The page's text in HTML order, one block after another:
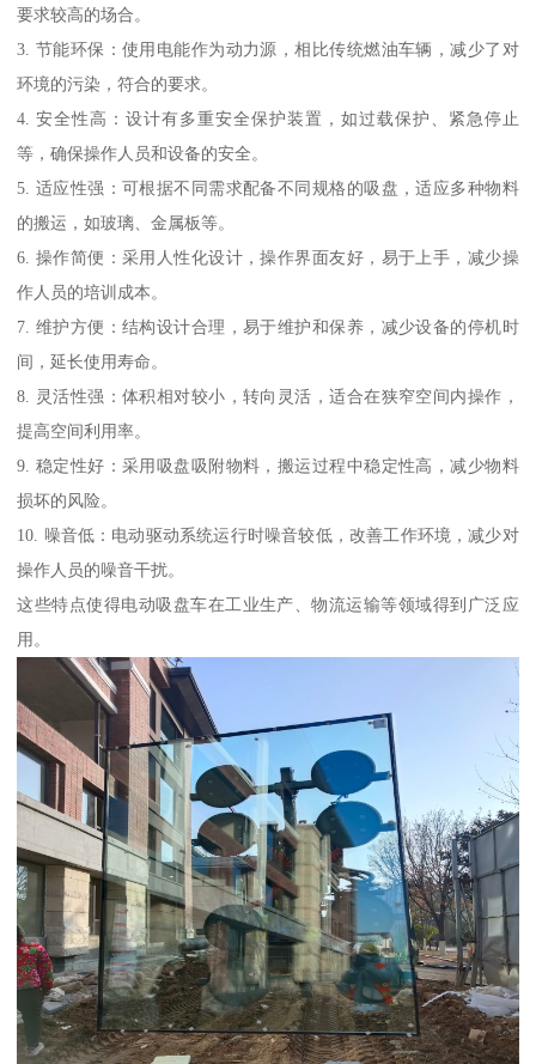
要求较高的场合。
3. 节能环保：使用电能作为动力源，相比传统燃油车辆，减少了对
环境的污染，符合的要求。
4. 安全性高：设计有多重安全保护装置，如过载保护、紧急停止
等，确保操作人员和设备的安全。
5. 适应性强：可根据不同需求配备不同规格的吸盘，适应多种物料
的搬运，如玻璃、金属板等。
6. 操作简便：采用人性化设计，操作界面友好，易于上手，减少操
作人员的培训成本。
7. 维护方便：结构设计合理，易于维护和保养，减少设备的停机时
间，延长使用寿命。
8. 灵活性强：体积相对较小，转向灵活，适合在狭窄空间内操作，
提高空间利用率。
9. 稳定性好：采用吸盘吸附物料，搬运过程中稳定性高，减少物料
损坏的风险。
10. 噪音低：电动驱动系统运行时噪音较低，改善工作环境，减少对
操作人员的噪音干扰。
这些特点使得电动吸盘车在工业生产、物流运输等领域得到广泛应
用。